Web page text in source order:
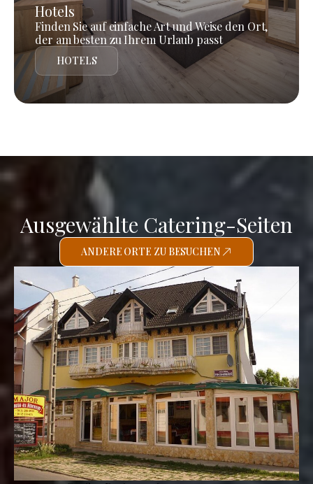
Hotels
Finden Sie auf einfache Art und Weise den Ort,
der am besten zu Ihrem Urlaub passt
HOTELS
Ausgewählte Catering-Seiten
ANDERE ORTE ZU BESUCHEN